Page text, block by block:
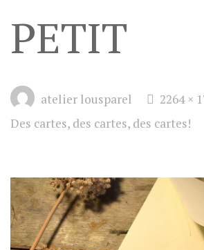
PETIT
atelier lousparel
Full
size
2264 ×
Des cartes, des cartes, des cartes!